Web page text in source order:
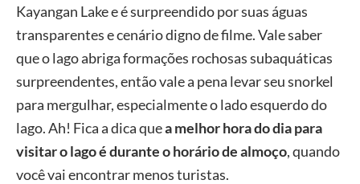
Kayangan Lake e é surpreendido por suas águas
transparentes e cenário digno de filme. Vale saber
que o lago abriga formações rochosas subaquáticas
surpreendentes, então vale a pena levar seu snorkel
para mergulhar, especialmente o lado esquerdo do
lago. Ah! Fica a dica quea melhor hora do dia para
visitar o lago é durante o horário de almoço, quando
você vai encontrar menos turistas.